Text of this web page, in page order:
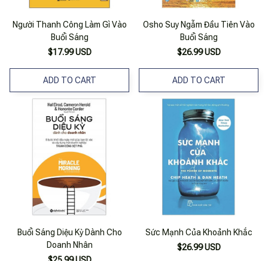
Người Thanh Công Làm Gì Vào
Buổi Sáng
$17.99 USD
ADD TO CART
Osho Suy Ngẫm Đầu Tiên Vào
Buổi Sáng
$26.99 USD
ADD TO CART
Buổi Sáng Diệu Kỳ Dành Cho
Doanh Nhân
Sức Mạnh Của Khoảnh Khắc
$26.99 USD